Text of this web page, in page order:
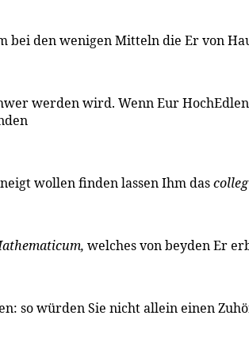
bei den wenigen Mitteln die Er von
werden wird. Wenn Eur
wollen finden lassen Ihm das
welches von beyden Er
so würden Sie nicht allein einen